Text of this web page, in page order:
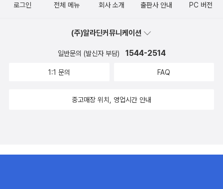
어른이 된 후 공황장애를 겪으며 고군분투하는 시간 등 작가 생애
고스란히 담겨 있다. 밖으로 내뱉기 힘든 이야기지만 작가는 특유
의 경쾌한 화술로 읽는 이로 하여금 부담스럽지 않고 술술 읽히는
로그인 전체 메뉴 회사 소개 출판사 안내 PC 버전
(주)알라딘커뮤니케이션
일반문의 (발신자 부담) 1544-2514
1:1 문의 FAQ
중고매장 위치, 영업시간 안내